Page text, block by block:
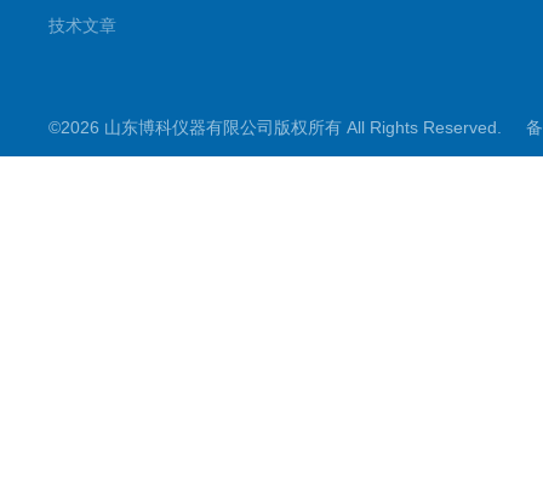
技术文章
©2026 山东博科仪器有限公司版权所有 All Rights Reserved.